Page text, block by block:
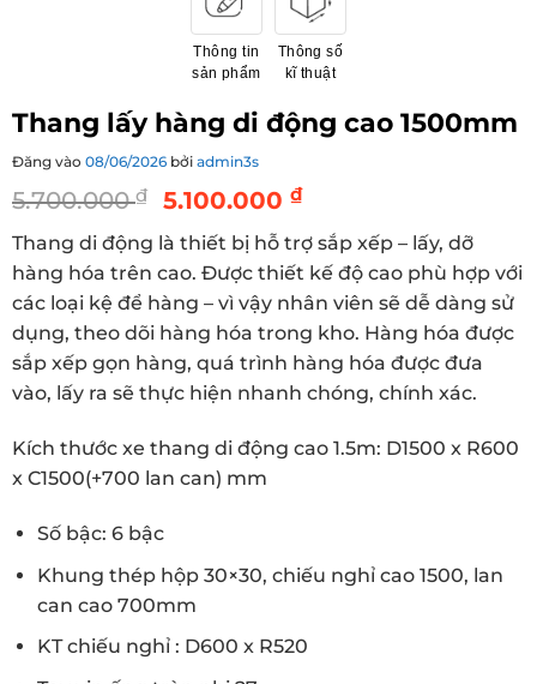
Thông tin
sản phẩm
Thông số
kĩ thuật
Thang lấy hàng di động cao 1500mm
Đăng vào 08/06/2026 bởi admin3s
5.700.000₫
Giá
gốc
là:
5.700.000 ₫.
5.100.000 ₫Giá
hiện
tại
là:
5.100.000 ₫.
Thang di động là thiết bị hỗ trợ sắp xếp – lấy, dỡ
hàng hóa trên cao. Được thiết kế độ cao phù hợp với
các loại kệ để hàng – vì vậy nhân viên sẽ dễ dàng sử
dụng, theo dõi hàng hóa trong kho. Hàng hóa được
sắp xếp gọn hàng, quá trình hàng hóa được đưa
vào, lấy ra sẽ thực hiện nhanh chóng, chính xác.
Kích thước xe thang di động cao 1.5m: D1500 x R600
x C1500(+700 lan can) mm
Số bậc: 6 bậc
Khung thép hộp 30×30, chiếu nghỉ cao 1500, lan
can cao 700mm
KT chiếu nghỉ : D600 x R520